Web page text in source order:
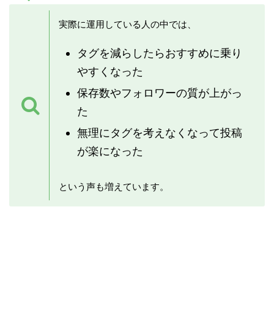
実際に運用している人の中では、
タグを減らしたらおすすめに乗り
やすくなった
保存数やフォロワーの質が上がっ
た
無理にタグを考えなくなって投稿
が楽になった
という声も増えています。